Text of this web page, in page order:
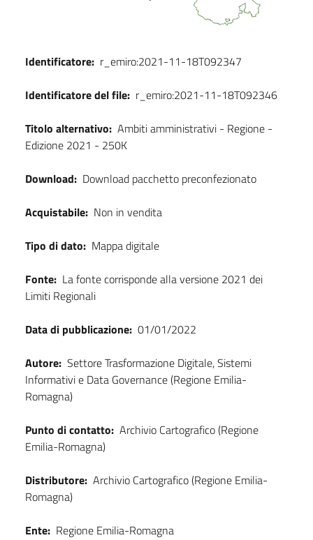
Identificatore: r_emiro:2021-11-18T092347
Identificatore del file: r_emiro:2021-11-18T092346
Titolo alternativo: Ambiti amministrativi - Regione -
Edizione 2021 - 250K
Download: Download pacchetto preconfezionato
Acquistabile: Non in vendita
Tipo di dato: Mappa digitale
Fonte: La fonte corrisponde alla versione 2021 dei
Limiti Regionali
Data di pubblicazione: 01/01/2022
Autore: Settore Trasformazione Digitale, Sistemi
Informativi e Data Governance (Regione Emilia-
Romagna)
Punto di contatto: Archivio Cartografico (Regione
Emilia-Romagna)
Distributore: Archivio Cartografico (Regione Emilia-
Romagna)
Ente: Regione Emilia-Romagna